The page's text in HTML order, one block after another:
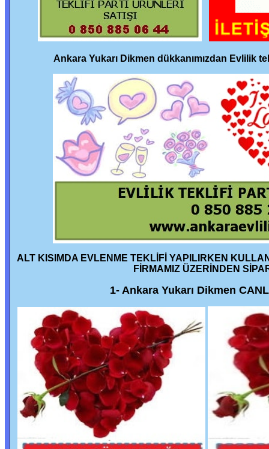
Ankara Yukarı Dikmen dükkanımızdan Evlilik
ALT KISIMDA EVLENME TEKLİFİ YAPILIRKEN
FİRMAMIZ ÜZERİNDEN
1- Ankara Yukarı Dikmen